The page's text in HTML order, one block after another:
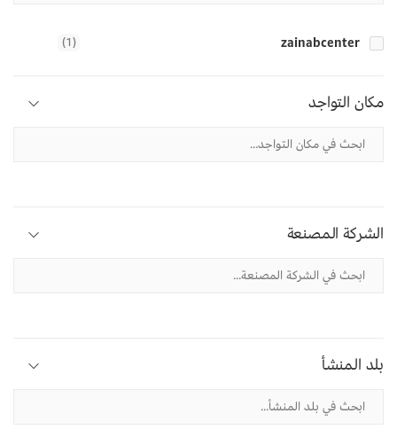
zainabcenter
(1)
مكان التواجد
الشركة المصنعة
بلد المنشأ